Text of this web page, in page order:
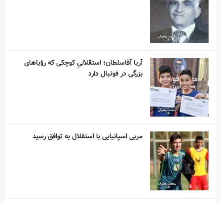
آریا آقاسلطان؛ استقلالیِ کوچکی که رؤیاهای
بزرگی در فوتبال دارد
مربی اسپانیایی با استقلال به توافق رسید